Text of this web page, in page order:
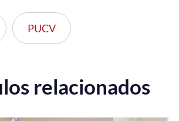
PUCV
relacionados